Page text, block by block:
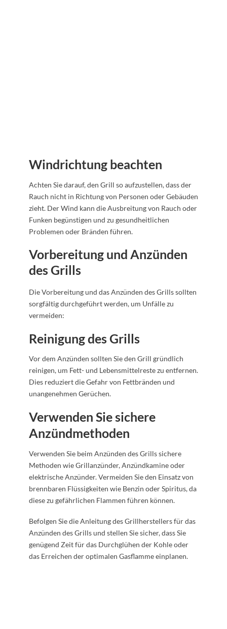
Windrichtung beachten
Achten Sie darauf, den Grill so aufzustellen, dass der
Rauch nicht in Richtung von Personen oder Gebäuden
zieht. Der Wind kann die Ausbreitung von Rauch oder
Funken begünstigen und zu gesundheitlichen
Problemen oder Bränden führen.
Vorbereitung und Anzünden
des Grills
Die Vorbereitung und das Anzünden des Grills sollten
sorgfältig durchgeführt werden, um Unfälle zu
vermeiden:
Reinigung des Grills
Vor dem Anzünden sollten Sie den Grill gründlich
reinigen, um Fett- und Lebensmittelreste zu entfernen.
Dies reduziert die Gefahr von Fettbränden und
unangenehmen Gerüchen.
Verwenden Sie sichere
Anzündmethoden
Verwenden Sie beim Anzünden des Grills sichere
Methoden wie Grillanzünder, Anzündkamine oder
elektrische Anzünder. Vermeiden Sie den Einsatz von
brennbaren Flüssigkeiten wie Benzin oder Spiritus, da
diese zu gefährlichen Flammen führen können.
Befolgen Sie die Anleitung des Grillherstellers für das
Anzünden des Grills und stellen Sie sicher, dass Sie
genügend Zeit für das Durchglühen der Kohle oder
das Erreichen der optimalen Gasflamme einplanen.